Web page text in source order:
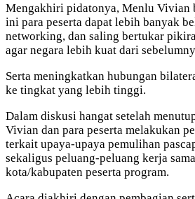
Mengakhiri pidatonya, Menlu Vivian
ini para peserta dapat lebih banyak
networking, dan saling bertukar
agar negara lebih kuat dari
Serta meningkatkan hubungan
ke tingkat yang lebih tinggi.
Dalam diskusi hangat setelah
Vivian dan para peserta melakukan
terkait upaya-upaya pemulihan
sekaligus peluang-peluang kerja
kota/kabupaten peserta program.